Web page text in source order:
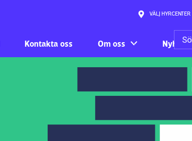
VÄLJ HYRCENTER
Kontakta oss Om oss Nyheter